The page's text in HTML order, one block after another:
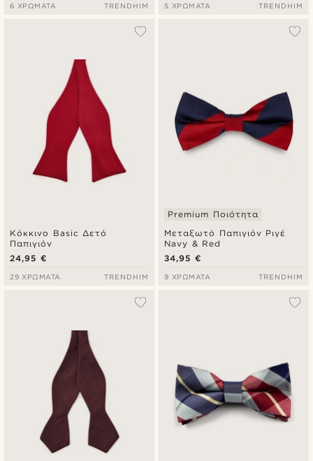
6 ΧΡΏΜΑΤΑ TRENDHIM 5 ΧΡΏΜΑΤΑ TRENDHIM
Κόκκινο Basic Δετό
Παπιγιόν
24,95 €
29 ΧΡΏΜΑΤΑ TRENDHIM
Μεταξωτό Παπιγιόν Ριγέ
Navy & Red
Premium Ποιότητα
34,95 €
9 ΧΡΏΜΑΤΑ TRENDHIM